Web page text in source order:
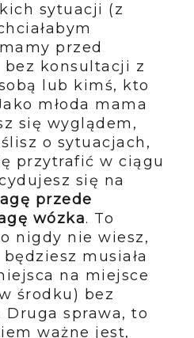
sytuacji (z
przed
bez konsultacji z
lub kimś, kto
młoda mama
się wyglądem,
o sytuacjach,
przytrafić w ciągu
się na
przede
wózka. To
nigdy nie wiesz,
musiała
na miejsce
środku) bez
Druga sprawa, to
ważne jest,